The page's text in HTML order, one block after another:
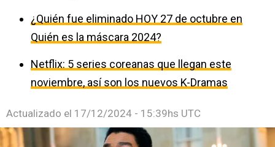
¿Quién fue eliminado HOY 27 de octubre en
Quién es la máscara 2024?
Netflix: 5 series coreanas que llegan este
noviembre, así son los nuevos K-Dramas
Actualizado el 17/12/2024 - 15:39hs UTC